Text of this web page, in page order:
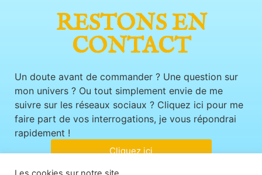
RESTONS EN
CONTACT
Un doute avant de commander ? Une question sur
mon univers ? Ou tout simplement envie de me
suivre sur les réseaux sociaux ? Cliquez ici pour me
faire part de vos interrogations, je vous répondrai
rapidement !
Cliquez ici